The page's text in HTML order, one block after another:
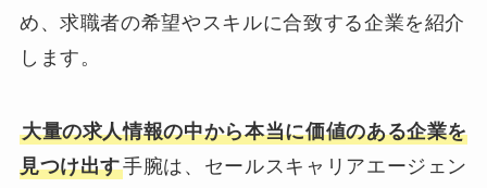
め、求職者の希望やスキルに合致する企業を紹介
します。
大量の求人情報の中から本当に価値のある企業を
見つけ出す手腕は、セールスキャリアエージェン